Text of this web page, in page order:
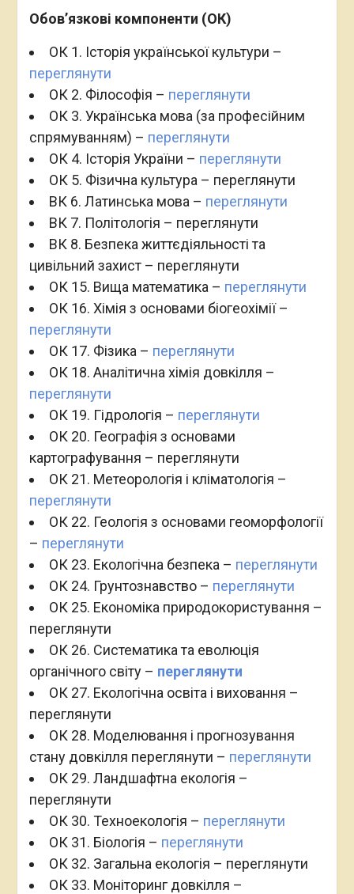
Обов’язкові компоненти (ОК)
ОК 1. Історія української культури –
переглянути
ОК 2. Філософія – переглянути
ОК 3. Українська мова (за професійним
спрямуванням) – переглянути
ОК 4. Історія України – переглянути
ОК 5. Фізична культура – переглянути
ВК 6. Латинська мова – переглянути
ВК 7. Політологія – переглянути
ВК 8. Безпека життєдіяльності та
цивільний захист – переглянути
ОК 15. Вища математика – переглянути
ОК 16. Хімія з основами біогеохімії –
переглянути
ОК 17. Фізика – переглянути
ОК 18. Аналітична хімія довкілля –
переглянути
ОК 19. Гідрологія – переглянути
ОК 20. Географія з основами
картографування – переглянути
ОК 21. Метеорологія і кліматологія –
переглянути
ОК 22. Геологія з основами геоморфології
– переглянути
ОК 23. Екологічна безпека – переглянути
ОК 24. Грунтознавство – переглянути
ОК 25. Економіка природокористування –
переглянути
ОК 26. Систематика та еволюція
органічного світу – переглянути
ОК 27. Екологічна освіта і виховання –
переглянути
ОК 28. Моделювання і прогнозування
стану довкілля переглянути – переглянути
ОК 29. Ландшафтна екологія –
переглянути
ОК 30. Техноекологія – переглянути
ОК 31. Біологія – переглянути
ОК 32. Загальна екологія – переглянути
ОК 33. Моніторинг довкілля –